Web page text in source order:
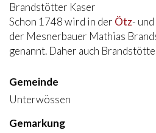
Brandstötter Kaser
Schon 1748 wird in der Ötz-
der Mesnerbauer Mathias
genannt. Daher auch
Gemeinde
Unterwössen
Gemarkung